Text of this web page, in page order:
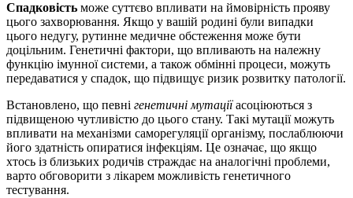
Спадковість може суттєво впливати на ймовірність прояву
цього захворювання. Якщо у вашій родині були випадки
цього недугу, рутинне медичне обстеження може бути
доцільним. Генетичні фактори, що впливають на належну
функцію імунної системи, а також обмінні процеси, можуть
передаватися у спадок, що підвищує ризик розвитку патології.
Встановлено, що певні генетичні мутаціїасоціюються з
підвищеною чутливістю до цього стану. Такі мутації можуть
впливати на механізми саморегуляції організму, послаблюючи
його здатність опиратися інфекціям. Це означає, що якщо
хтось із близьких родичів страждає на аналогічні проблеми,
варто обговорити з лікарем можливість генетичного
тестування.